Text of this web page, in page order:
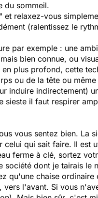
du sommeil.
relaxez-vous
(ralentissez le
par exemple : une
bien connue, ou
plus profond, cette
ou de la tête ou
induire indirectement)
il faut respirer
vous sentez bien. La
qui sait faire. Il est
ferme à clé, sortez
dont je tairais le
qu'une chaise
l'avant. Si vous